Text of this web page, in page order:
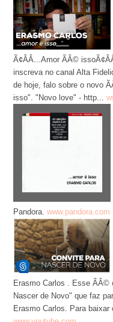
Ã¢ÂÂ...Amor ÃÂ©
inscreva no canal Alta
de hoje, falo sobre o novo
isso". "Novo love" - http...
Pandora. www.pandora.com
Erasmo Carlos . Esse
Nascer de Novo" que faz
Erasmo Carlos. Para baixar